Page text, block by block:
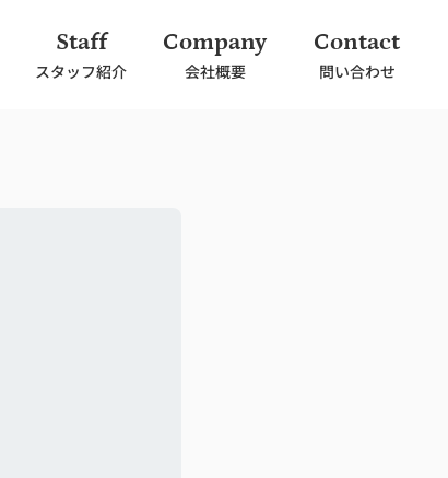
Staff
スタッフ紹介
Company
会社概要
Contact
問い合わせ